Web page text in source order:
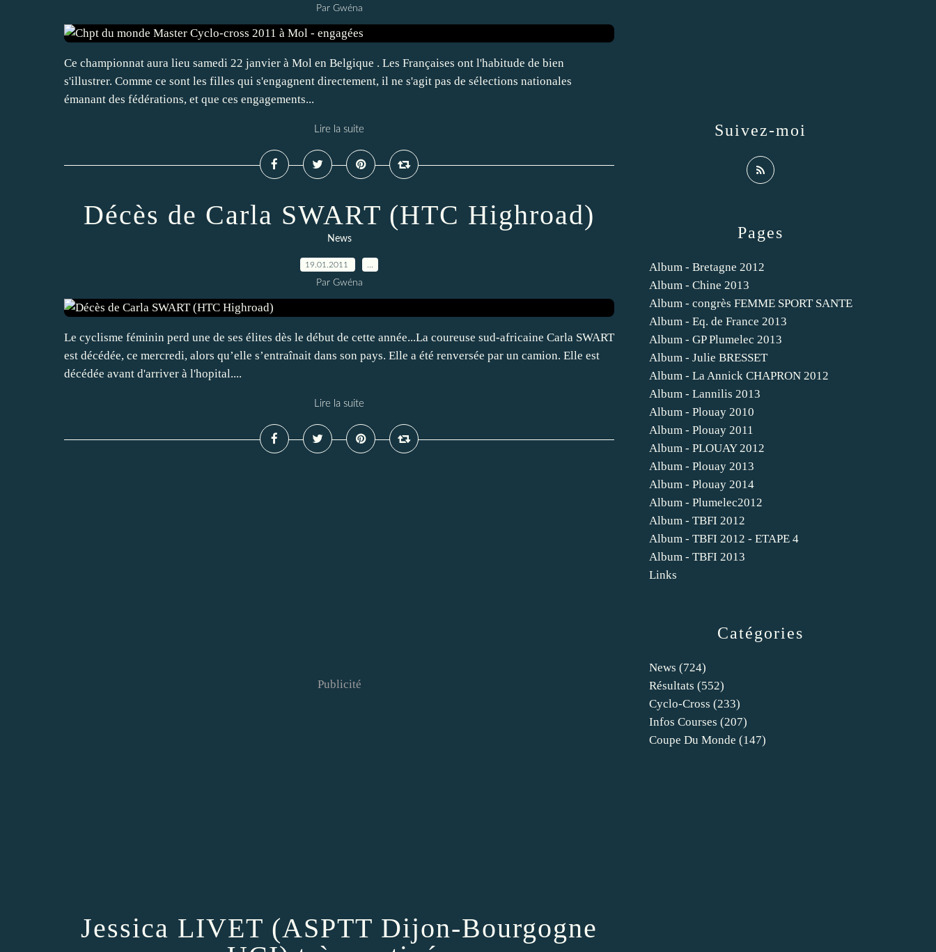
Par Gwéna
Ce championnat aura lieu samedi 22 janvier à Mol en Belgique . Les Françaises ont l'habitude de bien
s'illustrer. Comme ce sont les filles qui s'engagnent directement, il ne s'agit pas de sélections nationales
émanant des fédérations, et que ces engagements...
Lire la suite
Décès de Carla SWART (HTC Highroad)
News
19.01.2011
Par Gwéna
Le cyclisme féminin perd une de ses élites dès le début de cette année...La coureuse sud-africaine Carla SWART
est décédée, ce mercredi, alors qu’elle s’entraînait dans son pays. Elle a été renversée par un camion. Elle est
décédée avant d'arriver à l'hopital....
Lire la suite
Publicité
Jessica LIVET (ASPTT Dijon-Bourgogne
Catégories
News (724)
Résultats (552)
Cyclo-Cross (233)
Infos Courses (207)
Coupe Du Monde (147)
Pages
Album - Bretagne 2012
Album - Chine 2013
Album - congrès FEMME SPORT SANTE
Album - Eq. de France 2013
Album - GP Plumelec 2013
Album - Julie BRESSET
Album - La Annick CHAPRON 2012
Album - Lannilis 2013
Album - Plouay 2010
Album - Plouay 2011
Album - PLOUAY 2012
Album - Plouay 2013
Album - Plouay 2014
Album - Plumelec2012
Album - TBFI 2012
Album - TBFI 2012 - ETAPE 4
Album - TBFI 2013
Links
Suivez-moi